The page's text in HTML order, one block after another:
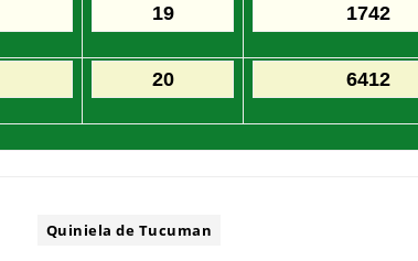
19 1742
20 6412
Quiniela de Tucuman